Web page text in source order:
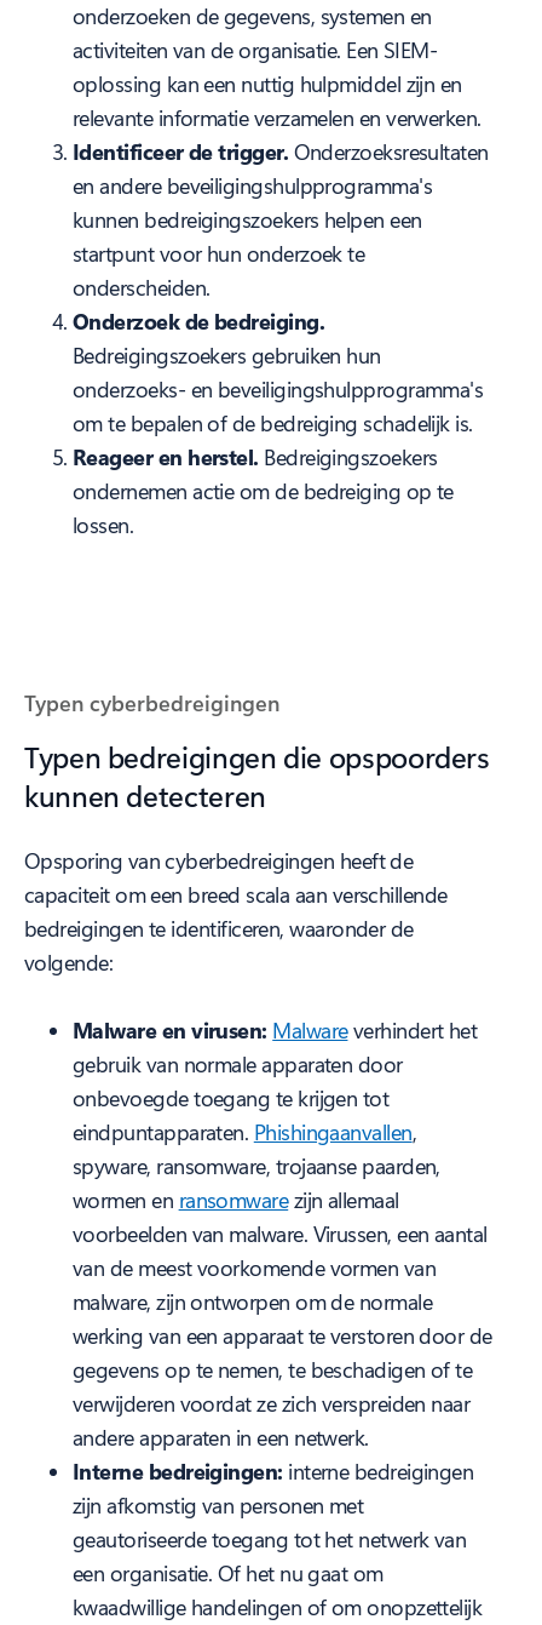
onderzoeken de gegevens, systemen en
activiteiten van de organisatie. Een SIEM-
oplossing kan een nuttig hulpmiddel zijn en
relevante informatie verzamelen en verwerken.
Identificeer de trigger. Onderzoeksresultaten
en andere beveiligingshulpprogramma's
kunnen bedreigingszoekers helpen een
startpunt voor hun onderzoek te
onderscheiden.
Onderzoek de bedreiging.
Bedreigingszoekers gebruiken hun
onderzoeks- en beveiligingshulpprogramma's
om te bepalen of de bedreiging schadelijk is.
Reageer en herstel. Bedreigingszoekers
ondernemen actie om de bedreiging op te
lossen.
Typen cyberbedreigingen
Typen bedreigingen die opspoorders
kunnen detecteren
Opsporing van cyberbedreigingen heeft de
capaciteit om een breed scala aan verschillende
bedreigingen te identificeren, waaronder de
volgende:
Malware en virusen: Malwareverhindert het
gebruik van normale apparaten door
onbevoegde toegang te krijgen tot
eindpuntapparaten. Phishingaanvallen,
spyware, ransomware, trojaanse paarden,
wormen en ransomwarezijn allemaal
voorbeelden van malware. Virussen, een aantal
van de meest voorkomende vormen van
malware, zijn ontworpen om de normale
werking van een apparaat te verstoren door de
gegevens op te nemen, te beschadigen of te
verwijderen voordat ze zich verspreiden naar
andere apparaten in een netwerk.
Interne bedreigingen: interne bedreigingen
zijn afkomstig van personen met
geautoriseerde toegang tot het netwerk van
een organisatie. Of het nu gaat om
kwaadwillige handelingen of om onopzettelijk